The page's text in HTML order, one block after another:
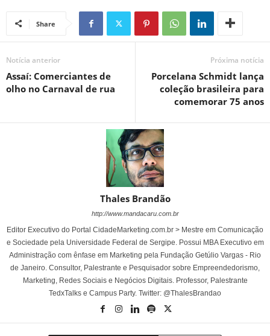
Share
Notícia anterior
Assaí: Comerciantes de
olho no Carnaval de rua
Próxima notícia
Porcelana Schmidt lança
coleção brasileira para
comemorar 75 anos
Thales Brandão
http://www.mandacaru.com.br
Editor Executivo do Portal CidadeMarketing.com.br > Mestre em Comunicação
e Sociedade pela Universidade Federal de Sergipe. Possui MBA Executivo em
Administração com ênfase em Marketing pela Fundação Getúlio Vargas - Rio
de Janeiro. Consultor, Palestrante e Pesquisador sobre Empreendedorismo,
Marketing, Redes Sociais e Negócios Digitais. Professor, Palestrante
TedxTalks e Campus Party. Twitter: @ThalesBrandao